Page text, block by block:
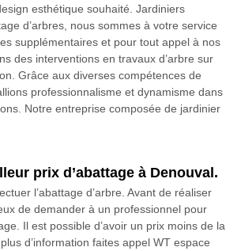
esthétique souhaité. Jardiniers
d’arbres, nous sommes à votre service
supplémentaires et pour tout appel à nos
des interventions en travaux d’arbre sur
Grâce aux diverses compétences de
professionnalisme et dynamisme dans
Notre entreprise composée de jardinier
prix d’abattage à Denouval.
l’abattage d’arbre. Avant de réaliser
de demander à un professionnel pour
Il est possible d’avoir un prix moins de la
d’information faites appel WT espace